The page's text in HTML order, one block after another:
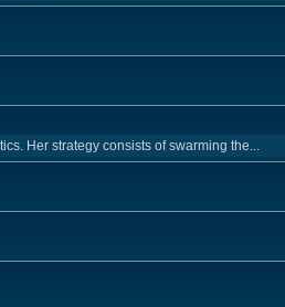
Her strategy consists of swarming the...